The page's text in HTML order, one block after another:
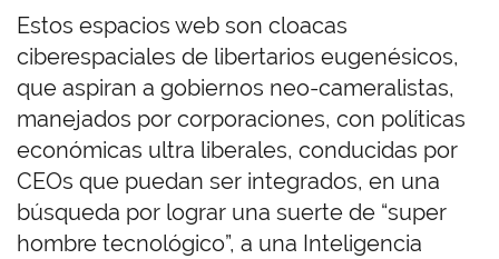
Estos espacios web son cloacas
ciberespaciales de libertarios eugenésicos,
que aspiran a gobiernos neo-cameralistas,
manejados por corporaciones, con políticas
económicas ultra liberales, conducidas por
CEOs que puedan ser integrados, en una
búsqueda por lograr una suerte de “super
hombre tecnológico”, a una Inteligencia